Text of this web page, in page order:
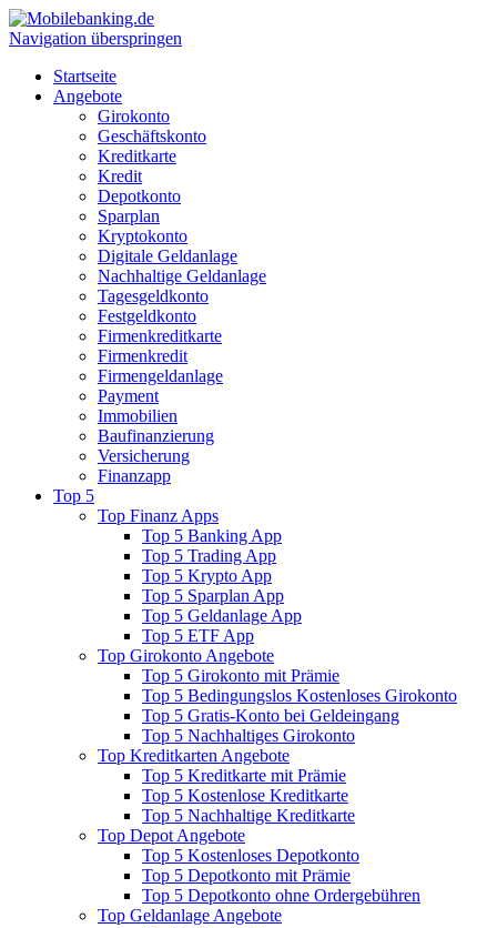
Navigation überspringen
Startseite
Angebote
Girokonto
Geschäftskonto
Kreditkarte
Kredit
Depotkonto
Sparplan
Kryptokonto
Digitale Geldanlage
Nachhaltige Geldanlage
Tagesgeldkonto
Festgeldkonto
Firmenkreditkarte
Firmenkredit
Firmengeldanlage
Payment
Immobilien
Baufinanzierung
Versicherung
Finanzapp
Top 5
Top Finanz Apps
Top 5 Banking App
Top 5 Trading App
Top 5 Krypto App
Top 5 Sparplan App
Top 5 Geldanlage App
Top 5 ETF App
Top Girokonto Angebote
Top 5 Girokonto mit Prämie
Top 5 Bedingungslos Kostenloses Girokonto
Top 5 Gratis-Konto bei Geldeingang
Top 5 Nachhaltiges Girokonto
Top Kreditkarten Angebote
Top 5 Kreditkarte mit Prämie
Top 5 Kostenlose Kreditkarte
Top 5 Nachhaltige Kreditkarte
Top Depot Angebote
Top 5 Kostenloses Depotkonto
Top 5 Depotkonto mit Prämie
Top 5 Depotkonto ohne Ordergebühren
Top Geldanlage Angebote